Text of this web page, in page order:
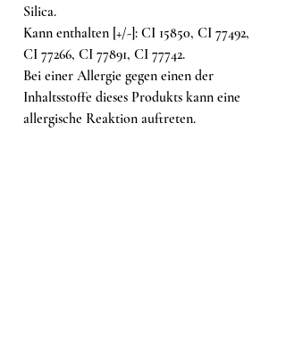
Silica.
Kann enthalten [+/-]: CI 15850, CI 77492,
CI 77266, CI 77891, CI 77742.
Bei einer Allergie gegen einen der
Inhaltsstoffe dieses Produkts kann eine
allergische Reaktion auftreten.